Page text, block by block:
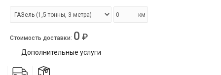
км
Стоимость доставки: 0 ₽
Дополнительные услуги